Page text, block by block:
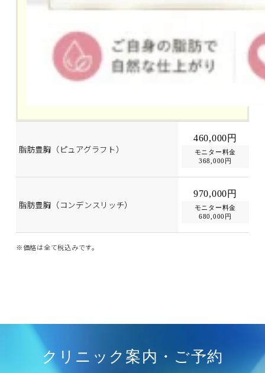
脂肪豊胸（ピュアグラフト）
460,000円
モニター料金
368,000円
脂肪豊胸（コンデンスリッチ）
970,000円
モニター料金
680,000円
※価格は全て税込みです。
クリニック案内・ご予約